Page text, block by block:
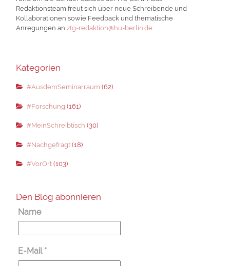
Redaktionsteam freut sich über neue Schreibende und
Kollaborationen sowie Feedback und thematische
Anregungen anztg-redaktion@hu-berlin.de.
Kategorien
#AusdemSeminarraum (62)
#Forschung (161)
#MeinSchreibtisch (30)
#Nachgefragt(18)
#VorOrt(103)
Den Blog abonnieren
Name
E-Mail *